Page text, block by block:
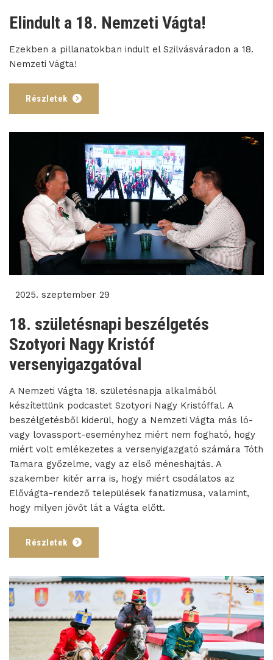
Elindult a 18. Nemzeti Vágta!
Ezekben a pillanatokban indult el Szilvásváradon a 18.
Nemzeti Vágta!
Részletek
2025. szeptember 29
18. születésnapi beszélgetés
Szotyori Nagy Kristóf
versenyigazgatóval
A Nemzeti Vágta 18. születésnapja alkalmából
készítettünk podcastet Szotyori Nagy Kristóffal. A
beszélgetésből kiderül, hogy a Nemzeti Vágta más ló-
vagy lovassport-eseményhez miért nem fogható, hogy
miért volt emlékezetes a versenyigazgató számára Tóth
Tamara győzelme, vagy az első méneshajtás. A
szakember kitér arra is, hogy miért csodálatos az
Elővágta-rendező települések fanatizmusa, valamint,
hogy milyen jövőt lát a Vágta előtt.
Részletek